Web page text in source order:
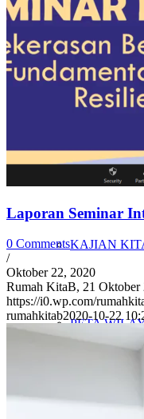
PENELITIAN
ADVOKASI
KAJIAN
PETA
JARINGAN
Laporan Seminar
0 Comments
/
Oktober 22, 2020
Rumah KitaB, 21
https://i0.wp.com/
rumahkitab2020-10-22